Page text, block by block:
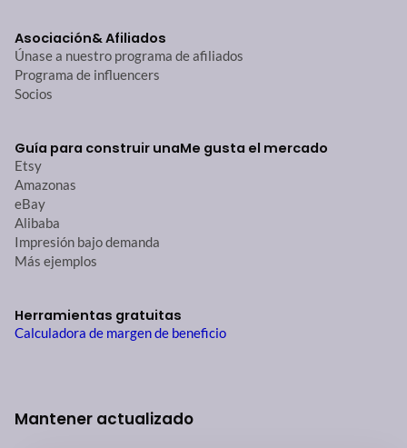
Asociación& Afiliados
Únase a nuestro programa de afiliados
Programa de influencers
Socios
Guía para construir unaMe gusta el mercado
Etsy
Amazonas
eBay
Alibaba
Impresión bajo demanda
Más ejemplos
Herramientas gratuitas
Calculadora de margen de beneficio
Mantener actualizado